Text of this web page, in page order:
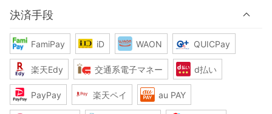
決済手段
FamiPay iD WAON QUICPay
楽天Edy 交通系電子マネー d払い
PayPay 楽天ペイ au PAY